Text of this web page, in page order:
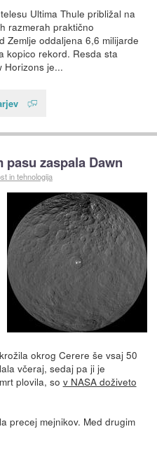
Ultima Thule približal na
razmerah praktično
Zemlje oddaljena 6,6 milijarde
kopico rekord. Resda sta
Horizons je...
zaspala Dawn
in tehnologija
krožila okrog Cerere še vsaj 50
včeraj, sedaj pa ji je
plovila, so v NASA doživeto
precej mejnikov. Med drugim